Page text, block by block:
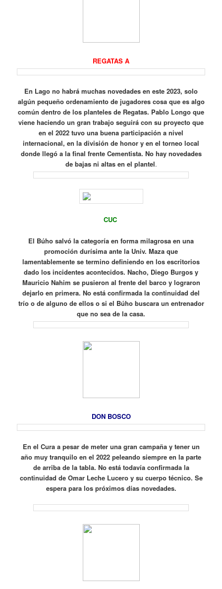
REGATAS A
En Lago no habrá muchas novedades en este 2023, solo
algún pequeño ordenamiento de jugadores cosa que es algo
común dentro de los planteles de Regatas. Pablo Longo que
viene haciendo un gran trabajo seguirá con su proyecto que
en el 2022 tuvo una buena participación a nivel
internacional, en la división de honor y en el torneo local
donde llegó a la final frente Cementista. No hay novedades
de bajas ni altas en el plantel.
CUC
El Búho salvó la categoría en forma milagrosa en una
promoción durísima ante la Univ. Maza que
lamentablemente se termino definiendo en los escritorios
dado los incidentes acontecidos. Nacho, Diego Burgos y
Mauricio Nahim se pusieron al frente del barco y lograron
dejarlo en primera. No está confirmada la continuidad del
trío o de alguno de ellos o si el Búho buscara un entrenador
que no sea de la casa.
DON BOSCO
En el Cura a pesar de meter una gran campaña y tener un
año muy tranquilo en el 2022 peleando siempre en la parte
de arriba de la tabla. No está todavía confirmada la
continuidad de Omar Leche Lucero y su cuerpo técnico. Se
espera para los próximos días novedades.